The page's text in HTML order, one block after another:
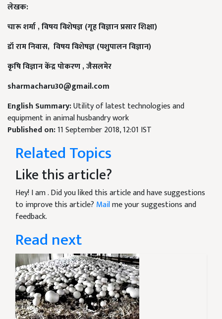
लेखक:
चारू शर्मा , विषय विशेषज्ञ (गृह विज्ञान प्रसार शिक्षा)
डॉ राम निवास, विषय विशेषज्ञ (पशुपालन विज्ञान)
कृषि विज्ञान केंद्र पोकरण , जैसलमेर
sharmacharu30@gmail.com
English Summary:Utility of latest technologies and
equipment in animal husbandry work
Published on:11 September 2018, 12:01 IST
Related Topics
Like this article?
Hey! I am. Did you liked this article and have suggestions
to improve this article? Mailme your suggestions and
feedback.
Read next